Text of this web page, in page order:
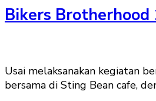
Bikers Brotherhood
Usai melaksanakan kegiatan
bersama di Sting Bean cafe,